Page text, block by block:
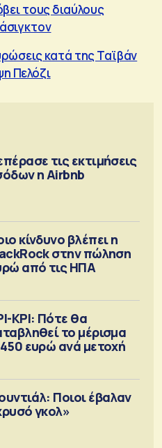
τους διαύλους
κατά της Ταϊβάν
Πελόζι
τις εκτιμήσεις
η Airbnb
κίνδυνο βλέπει η
στην πώληση
από τις ΗΠΑ
ΚΡΙ: Πότε θα
το μέρισμα
ευρώ ανά μετοχή
Ποιοι έβαλαν
γκολ»